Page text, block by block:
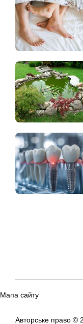
Мапа сайту
Авторське право ©